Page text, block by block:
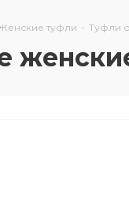
туфли - Туфли